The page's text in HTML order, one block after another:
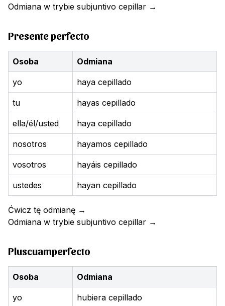
Odmiana w trybie subjuntivo cepillar →
Presente perfecto
Osoba Odmiana
yo haya cepillado
tu hayas cepillado
ella/él/usted haya cepillado
nosotros hayamos cepillado
vosotros hayáis cepillado
ustedes hayan cepillado
Ćwicz tę odmianę →
Odmiana w trybie subjuntivo cepillar →
Pluscuamperfecto
Osoba Odmiana
yo hubiera cepillado